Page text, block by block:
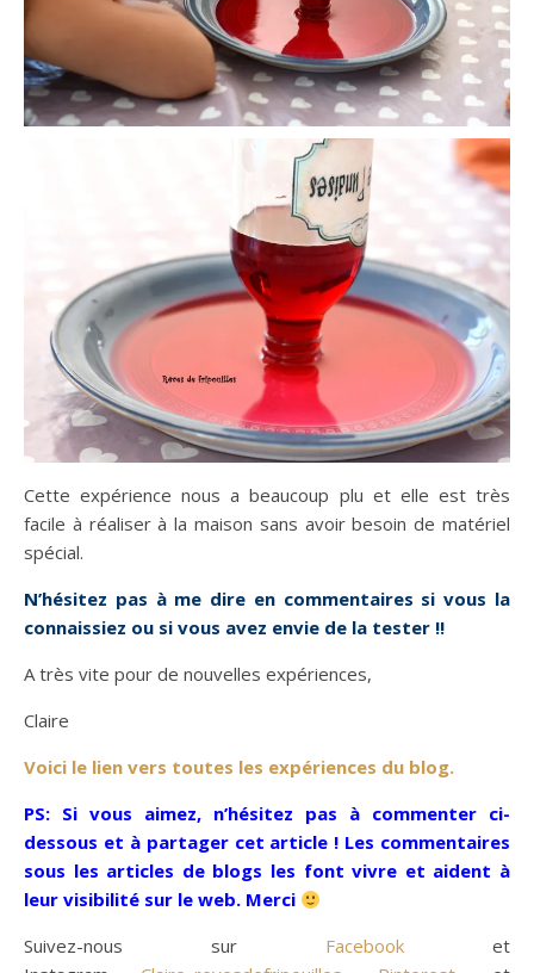
Cette expérience nous a beaucoup plu et elle est très
facile à réaliser à la maison sans avoir besoin de matériel
spécial.
N’hésitez pas à me dire en commentaires si vous la
connaissiez ou si vous avez envie de la tester !!
A très vite pour de nouvelles expériences,
Claire
Voici le lien vers toutes les expériences du blog.
PS: Si vous aimez, n’hésitez pas à commenter ci-
dessous et à partager cet article ! Les commentaires
sous les articles de blogs les font vivre et aident à
leur visibilité sur le web. Merci
Suivez-nous sur Facebook et